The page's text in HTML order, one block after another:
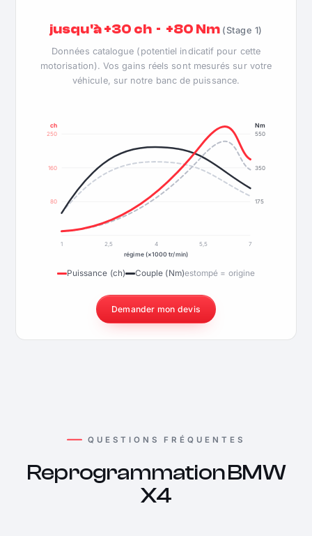
jusqu'à +30 ch · +80 Nm (Stage 1)
Données catalogue (potentiel indicatif pour cette
motorisation). Vos gains réels sont mesurés sur votre
véhicule, sur notre banc de puissance.
80
160
250
175
350
550
ch Nm
1 2,5 4 5,5
7
régime (×1000 tr/min)
Puissance (ch) Couple (Nm)estompé = origine
Demander mon devis
QUESTIONS FRÉQUENTES
Reprogrammation BMW
X4